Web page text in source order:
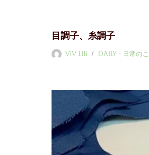
目調子、糸調子
ViV LiB Daily - 日常のこ